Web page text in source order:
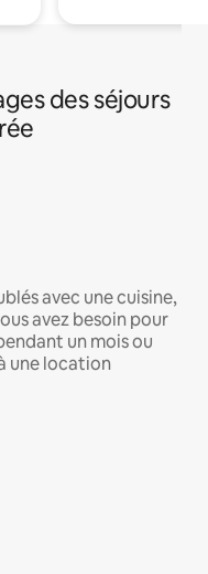
des séjours
avec une cuisine,
avez besoin pour
un mois ou
une location